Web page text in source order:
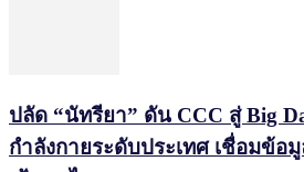
ปลัด “นัทรียา” ดัน CCC สู่ Big
กำลังกายระดับประเทศ เชื่อมข้อมู